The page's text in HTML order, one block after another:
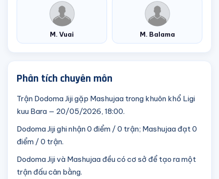
M. Vuai M. Balama
Phân tích chuyên môn
Trận Dodoma Jiji gặp Mashujaa trong khuôn khổ Ligi
kuu Bara — 20/05/2026, 18:00.
Dodoma Jiji ghi nhận 0 điểm / 0 trận; Mashujaa đạt 0
điểm / 0 trận.
Dodoma Jiji và Mashujaa đều có cơ sở để tạo ra một
trận đấu cân bằng.